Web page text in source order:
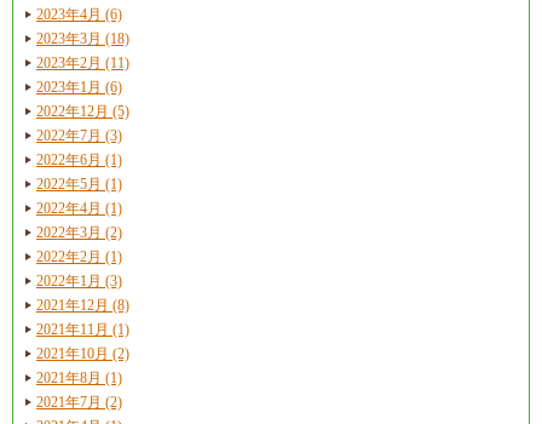
2023年4月 (6)
2023年3月 (18)
2023年2月 (11)
2023年1月 (6)
2022年12月 (5)
2022年7月 (3)
2022年6月 (1)
2022年5月 (1)
2022年4月 (1)
2022年3月 (2)
2022年2月 (1)
2022年1月 (3)
2021年12月 (8)
2021年11月 (1)
2021年10月 (2)
2021年8月 (1)
2021年7月 (2)